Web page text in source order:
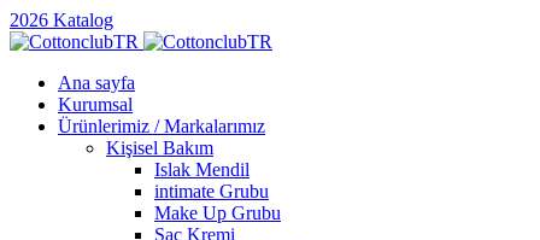
2026 Katalog
Ana sayfa
Kurumsal
Ürünlerimiz / Markalarımız
Kişisel Bakım
Islak Mendil
intimate Grubu
Make Up Grubu
Saç Kremi